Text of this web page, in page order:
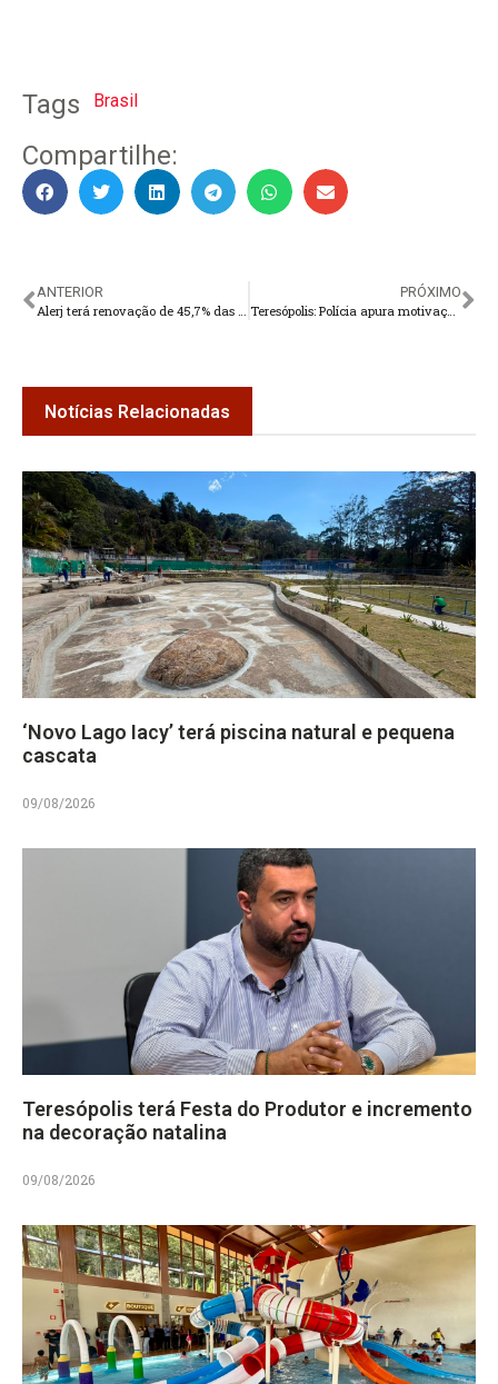
Tags Brasil
Compartilhe:
ANTERIOR
PRÓXIMO
Notícias Relacionadas
‘Novo Lago Iacy’ terá piscina natural e pequena
cascata
09/08/2026
Teresópolis terá Festa do Produtor e incremento
na decoração natalina
09/08/2026